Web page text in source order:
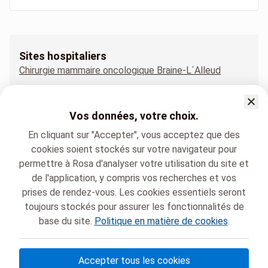
Sites hospitaliers
Chirurgie mammaire oncologique Braine-L´Alleud
Chirurgie mammaire oncologique Delta
Vos données, votre choix.
En cliquant sur "Accepter", vous acceptez que des
cookies soient stockés sur votre navigateur pour
permettre à Rosa d'analyser votre utilisation du site et
de l'application, y compris vos recherches et vos
prises de rendez-vous. Les cookies essentiels seront
toujours stockés pour assurer les fonctionnalités de
base du site. Politique en matière de cookies.
Accepter tous les cookies